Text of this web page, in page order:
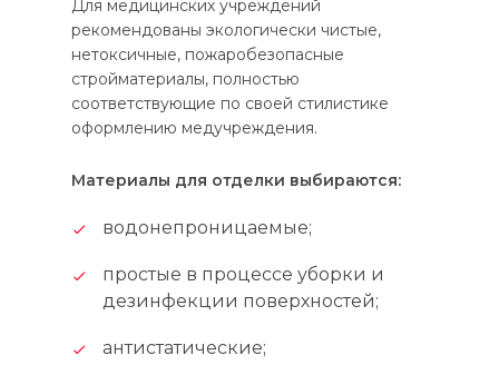
Для медицинских учреждений
рекомендованы экологически чистые,
нетоксичные, пожаробезопасные
стройматериалы, полностью
соответствующие по своей стилистике
оформлению медучреждения.
Материалы для отделки выбираются:
водонепроницаемые;
простые в процессе уборки и
дезинфекции поверхностей;
антистатические;